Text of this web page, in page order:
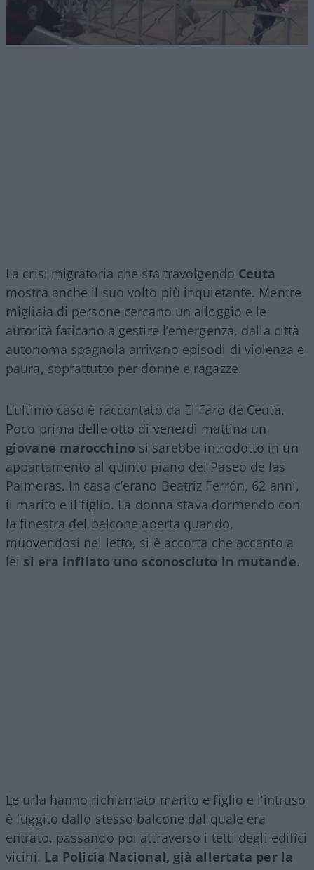
La crisi migratoria che sta travolgendo Ceuta
mostra anche il suo volto più inquietante. Mentre
migliaia di persone cercano un alloggio e le
autorità faticano a gestire l’emergenza, dalla città
autonoma spagnola arrivano episodi di violenza e
paura, soprattutto per donne e ragazze.
L’ultimo caso è raccontato da El Faro de Ceuta.
Poco prima delle otto di venerdì mattina un
giovane marocchino si sarebbe introdotto in un
appartamento al quinto piano del Paseo de las
Palmeras. In casa c’erano Beatriz Ferrón, 62 anni,
il marito e il figlio. La donna stava dormendo con
la finestra del balcone aperta quando,
muovendosi nel letto, si è accorta che accanto a
lei si era infilato uno sconosciuto in mutande.
Le urla hanno richiamato marito e figlio e l’intruso
è fuggito dallo stesso balcone dal quale era
entrato, passando poi attraverso i tetti degli edifici
vicini. La Policía Nacional, già allertata per la